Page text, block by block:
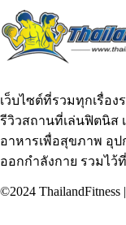
เว็บไซต์ที่รวมทุกเรื่อ
รีวิวสถานที่เล่นฟิตนิส
อาหารเพื่อสุขภาพ อุป
ออกกำลังกาย รวมไ
©2024 ThailandFitness